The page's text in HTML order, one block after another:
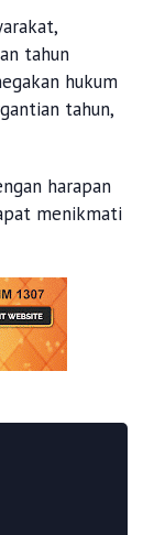
tahun
hukum
tahun,
harapan
menikmati